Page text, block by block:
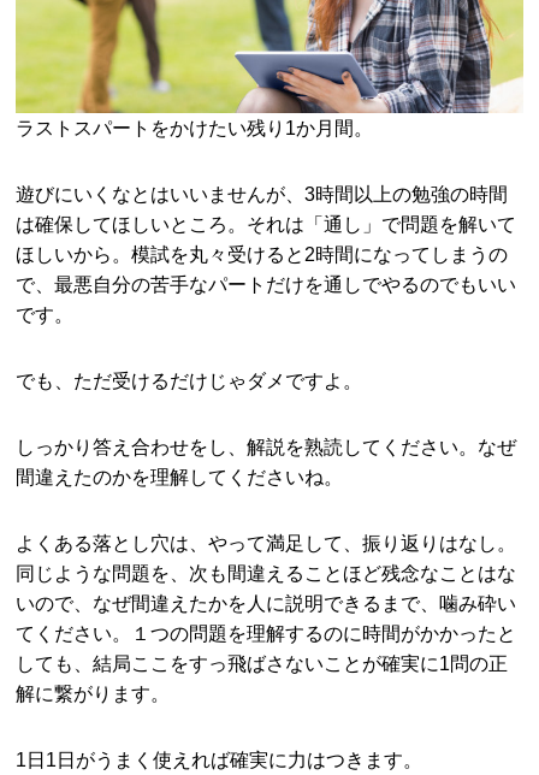
ラストスパートをかけたい残り1か月間。
遊びにいくなとはいいませんが、3時間以上の勉強の時間
は確保してほしいところ。それは「通し」で問題を解いて
ほしいから。模試を丸々受けると2時間になってしまうの
で、最悪自分の苦手なパートだけを通しでやるのでもいい
です。
でも、ただ受けるだけじゃダメですよ。
しっかり答え合わせをし、解説を熟読してください。なぜ
間違えたのかを理解してくださいね。
よくある落とし穴は、やって満足して、振り返りはなし。
同じような問題を、次も間違えることほど残念なことはな
いので、なぜ間違えたかを人に説明できるまで、噛み砕い
てください。１つの問題を理解するのに時間がかかったと
しても、結局ここをすっ飛ばさないことが確実に1問の正
解に繋がります。
1日1日がうまく使えれば確実に力はつきます。